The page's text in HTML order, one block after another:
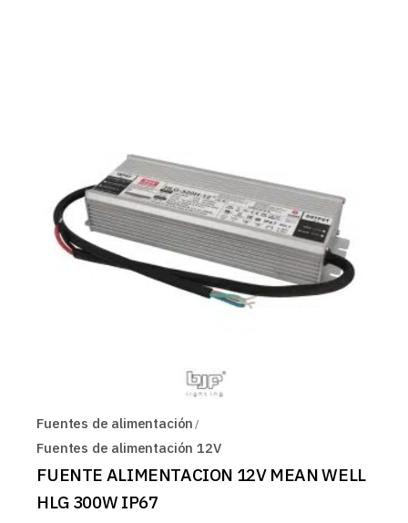
Fuentes de alimentación
Fuentes de alimentación 12V
FUENTE ALIMENTACION 12V MEAN WELL
HLG 300W IP67